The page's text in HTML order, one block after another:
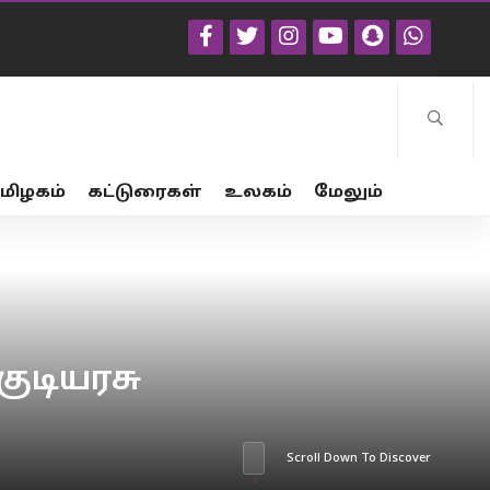
கட்டுரைகள் உலகம் மேலும்
Scroll Down To Discover